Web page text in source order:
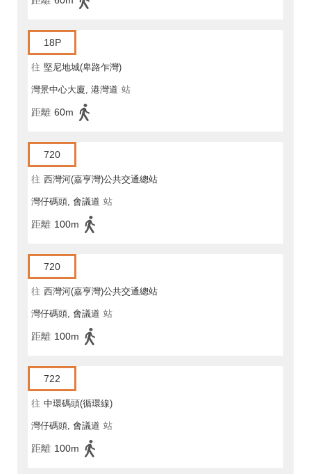
18P
往 堅尼地城(卑路乍灣)
灣景中心大廈, 港灣道 站
距離 60m
720
往 西灣河(嘉亨灣)公共交通總站
灣仔碼頭, 會議道 站
距離 100m
720
往 西灣河(嘉亨灣)公共交通總站
灣仔碼頭, 會議道 站
距離 100m
722
往 中環碼頭(循環線)
灣仔碼頭, 會議道 站
距離 100m